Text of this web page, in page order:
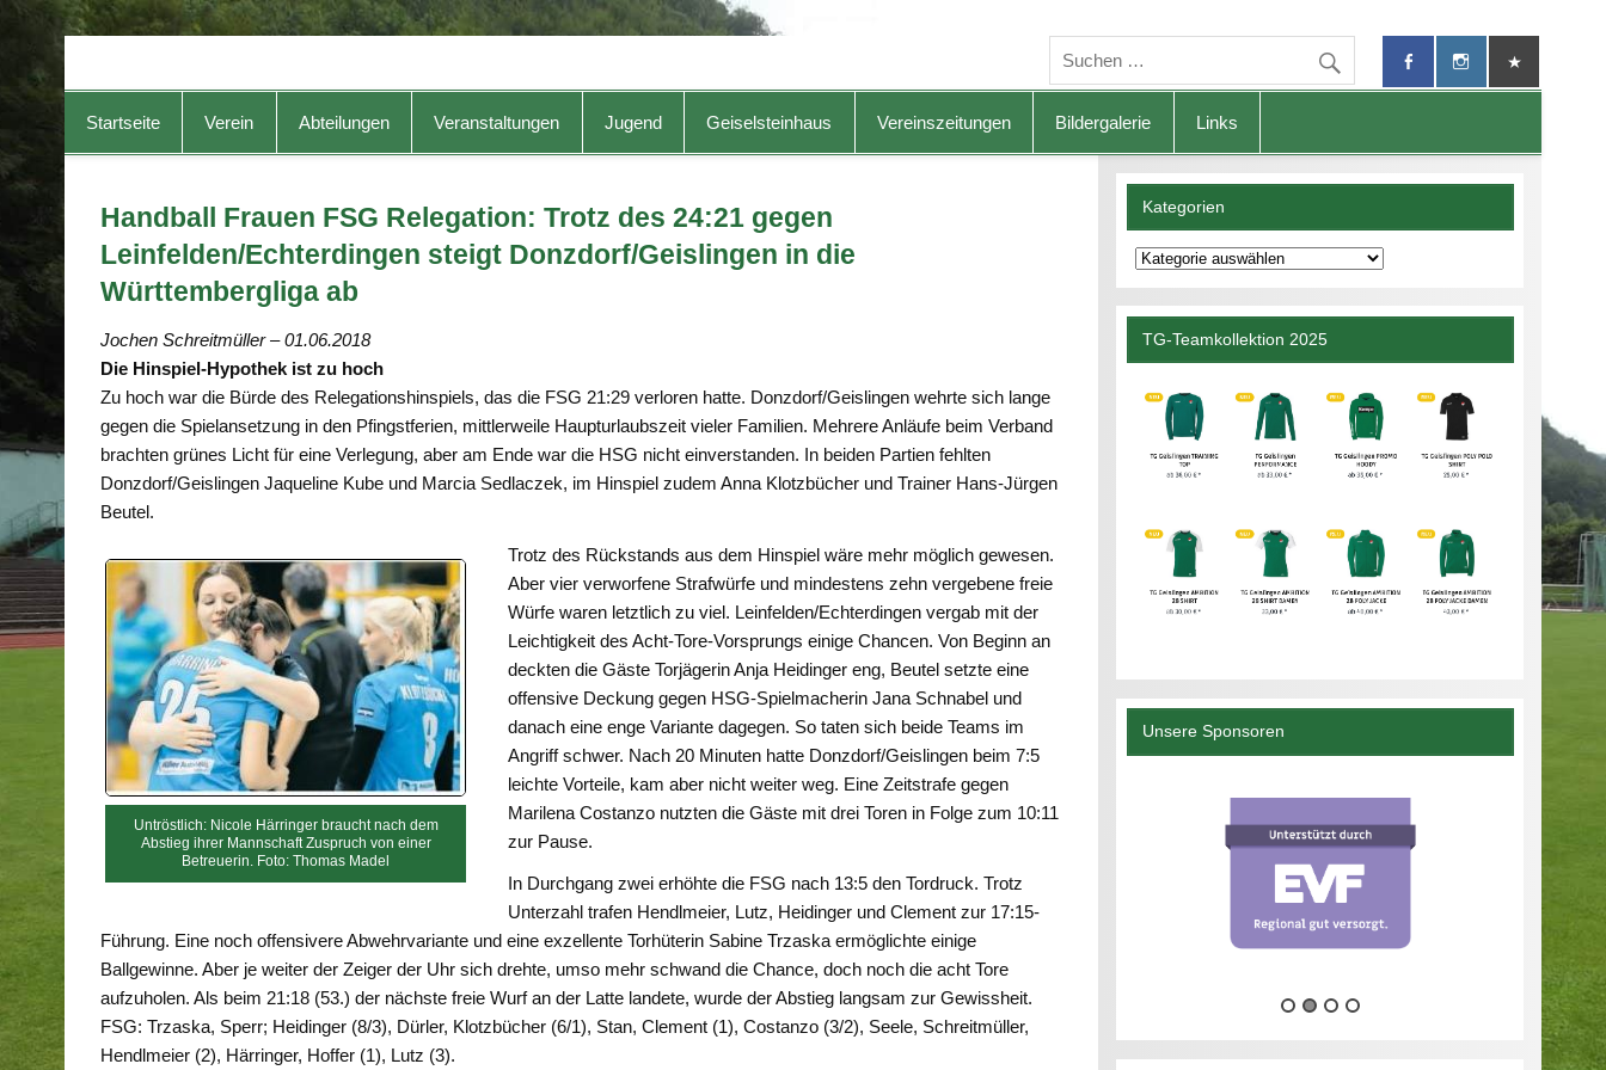
TG-Geislingen e. V.
Startseite Verein Abteilungen Veranstaltungen Jugend Geiselsteinhaus Vereinszeitungen Bildergalerie Links
Handball Frauen FSG Relegation: Trotz des 24:21 gegen
Leinfelden/Echterdingen steigt Donzdorf/Geislingen in die
Württembergliga ab
Jochen Schreitmüller – 01.06.2018
Die Hinspiel-Hypothek ist zu hoch
Zu hoch war die Bürde des Relegationshinspiels, das die FSG 21:29 verloren hatte. Donzdorf/Geislingen wehrte sich lange
gegen die Spielansetzung in den Pfingstferien, mittlerweile Haupturlaubszeit vieler Familien. Mehrere Anläufe beim Verband
brachten grünes Licht für eine Verlegung, aber am Ende war die HSG nicht einverstanden. In beiden Partien fehlten
Donzdorf/Geislingen Jaqueline Kube und Marcia Sedlaczek, im Hinspiel zudem Anna Klotzbücher und Trainer Hans-Jürgen
Beutel.
Untröstlich: Nicole Härringer braucht nach dem
Abstieg ihrer Mannschaft Zuspruch von einer
Betreuerin. Foto: Thomas Madel
Trotz des Rückstands aus dem Hinspiel wäre mehr möglich gewesen.
Aber vier verworfene Strafwürfe und mindestens zehn vergebene freie
Würfe waren letztlich zu viel. Leinfelden/Echterdingen vergab mit der
Leichtigkeit des Acht-Tore-Vorsprungs einige Chancen. Von Beginn an
deckten die Gäste Torjägerin Anja Heidinger eng, Beutel setzte eine
offensive Deckung gegen HSG-Spielmacherin Jana Schnabel und
danach eine enge Variante dagegen. So taten sich beide Teams im
Angriff schwer. Nach 20 Minuten hatte Donzdorf/Geislingen beim 7:5
leichte Vorteile, kam aber nicht weiter weg. Eine Zeitstrafe gegen
Marilena Costanzo nutzten die Gäste mit drei Toren in Folge zum 10:11
zur Pause.
In Durchgang zwei erhöhte die FSG nach 13:5 den Tordruck. Trotz
Unterzahl trafen Hendlmeier, Lutz, Heidinger und Clement zur 17:15-
Führung. Eine noch offensivere Abwehrvariante und eine exzellente Torhüterin Sabine Trzaska ermöglichte einige
Ballgewinne. Aber je weiter der Zeiger der Uhr sich drehte, umso mehr schwand die Chance, doch noch die acht Tore
aufzuholen. Als beim 21:18 (53.) der nächste freie Wurf an der Latte landete, wurde der Abstieg langsam zur Gewissheit.
FSG: Trzaska, Sperr; Heidinger (8/3), Dürler, Klotzbücher (6/1), Stan, Clement (1), Costanzo (3/2), Seele, Schreitmüller,
Hendlmeier (2), Härringer, Hoffer (1), Lutz (3).
Kategorien
Kategorien
TG-Teamkollektion 2025
Unsere Sponsoren